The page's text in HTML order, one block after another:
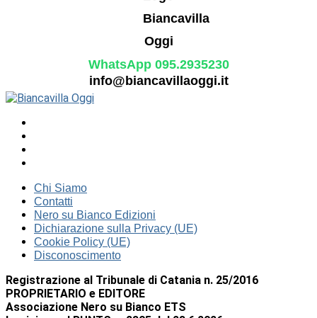
WhatsApp 095.2935230
info@biancavillaoggi.it
Chi Siamo
Contatti
Nero su Bianco Edizioni
Dichiarazione sulla Privacy (UE)
Cookie Policy (UE)
Disconoscimento
Registrazione al Tribunale di Catania n. 25/2016
PROPRIETARIO e EDITORE
Associazione Nero su Bianco ETS